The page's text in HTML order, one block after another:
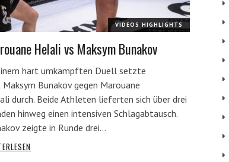
VIDEOS HIGHLIGHTS
Helali vs Maksym Bunakov
hart umkämpften Duell setzte
Maksym Bunakov gegen Marouane
durch. Beide Athleten lieferten sich über drei
hinweg einen intensiven Schlagabtausch.
zeigte in Runde drei…